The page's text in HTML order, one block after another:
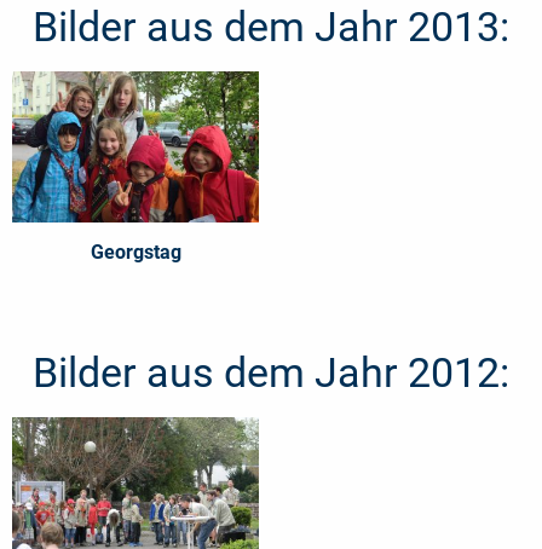
Bilder aus dem Jahr 2013:
Georgstag
Bilder aus dem Jahr 2012: